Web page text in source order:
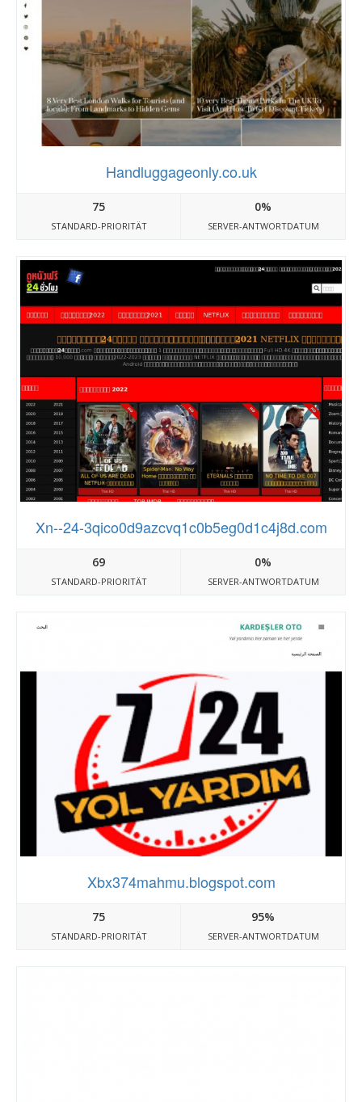
Handluggageonly.co.uk
75
STANDARD-PRIORITÄT
0%
SERVER-ANTWORTDATUM
Xn--24-3qico0d9azcvq1c0b5eg0d1c4j8d.com
69
STANDARD-PRIORITÄT
0%
SERVER-ANTWORTDATUM
Xbx374mahmu.blogspot.com
75
STANDARD-PRIORITÄT
95%
SERVER-ANTWORTDATUM